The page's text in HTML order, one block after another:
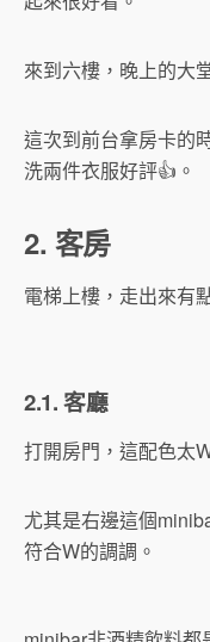
來到六樓，晚上的大
這次到前台拿房卡的
洗兩件衣服好評👍。
2. 客房
電梯上樓，走出來有
2.1. 客廳
打開房門，這配色太
尤其是右邊這個
符合W的調調。